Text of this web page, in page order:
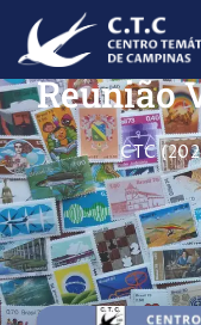
Reunião
CTC